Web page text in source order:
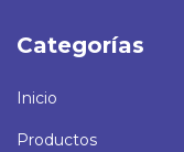
Categorías
Inicio
Productos